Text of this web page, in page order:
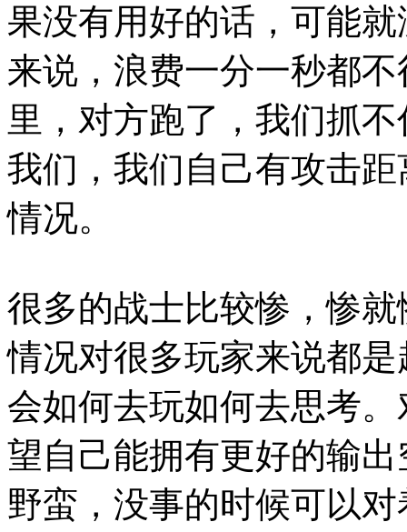
果没有用好的话，可能
来说，浪费一分一秒都
里，对方跑了，我们抓
我们，我们自己有攻击
情况。
很多的战士比较惨，惨
情况对很多玩家来说都
会如何去玩如何去思考
望自己能拥有更好的输
野蛮，没事的时候可以